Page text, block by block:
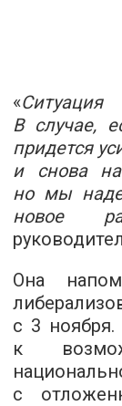
«
В случае,
придется
и снова
но мы
новое
Она
с 3 ноября.
к
с